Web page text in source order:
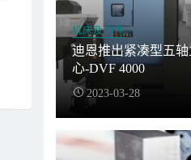
机床及附件
迪恩推出紧凑型五
心-DVF 4000
2023-03-28